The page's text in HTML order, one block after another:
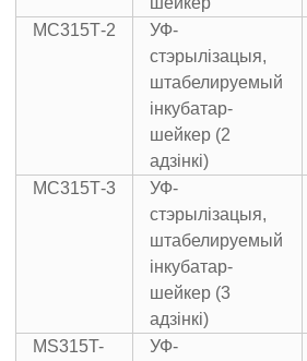
МС315Т-2
УФ-
стэрылізацыя,
штабелируемый
інкубатар-
шейкер (2
адзінкі)
МС315Т-3
УФ-
стэрылізацыя,
штабелируемый
інкубатар-
шейкер (3
адзінкі)
MS315T-
УФ-